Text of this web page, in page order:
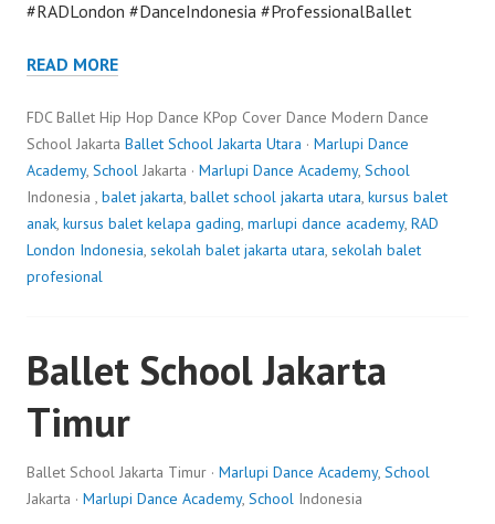
#RADLondon #DanceIndonesia #ProfessionalBallet
READ MORE
FDC Ballet Hip Hop Dance KPop Cover Dance Modern Dance
School Jakarta Ballet School Jakarta Utara · Marlupi Dance
Academy, School Jakarta · Marlupi Dance Academy, School
Indonesia , balet jakarta, ballet school jakarta utara, kursus balet
anak, kursus balet kelapa gading, marlupi dance academy, RAD
London Indonesia, sekolah balet jakarta utara, sekolah balet
profesional
Ballet School Jakarta
Timur
Ballet School Jakarta Timur · Marlupi Dance Academy, School
Jakarta · Marlupi Dance Academy, School Indonesia